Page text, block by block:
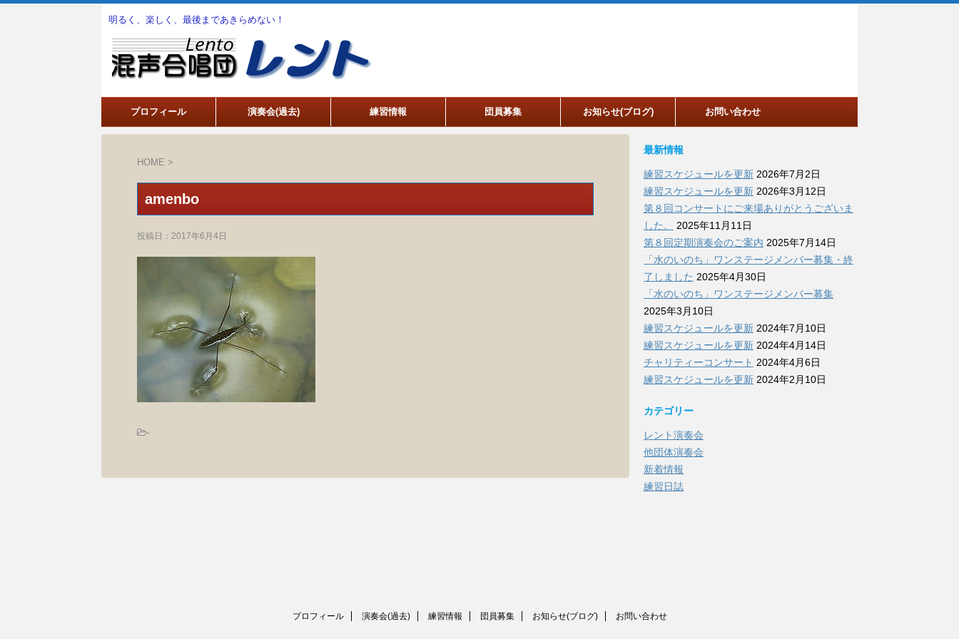
明るく、楽しく、最後まであきらめない！
プロフィール 演奏会(過去) 練習情報 団員募集 お知らせ(ブログ) お問い合わせ
HOME >
amenbo
投稿日： 2017年6月4日
-
最新情報
練習スケジュールを更新 2026年7月2日
練習スケジュールを更新 2026年3月12日
第８回コンサートにご来場ありがとうございま
した。
2025年11月11日
第８回定期演奏会のご案内 2025年7月14日
「水のいのち」ワンステージメンバー募集・終
了しました 2025年4月30日
「水のいのち」ワンステージメンバー募集
2025年3月10日
練習スケジュールを更新 2024年7月10日
練習スケジュールを更新 2024年4月14日
チャリティーコンサート 2024年4月6日
練習スケジュールを更新 2024年2月10日
カテゴリー
レント演奏会
他団体演奏会
新着情報
練習日誌
プロフィール 演奏会(過去) 練習情報 団員募集 お知らせ(ブログ) お問い合わせ